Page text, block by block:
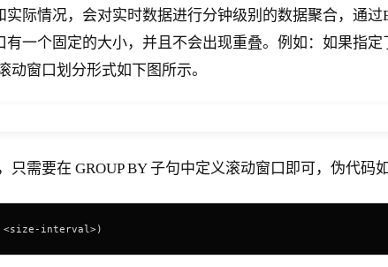
际情况，会对实时数据进行分钟级别的数据聚合，通
一个固定的大小，并且不会出现重叠。例如：如果指
动窗口划分形式如下图所示。
需要在 GROUP BY 子句中定义滚动窗口即可，伪代码如
<size-interval>)